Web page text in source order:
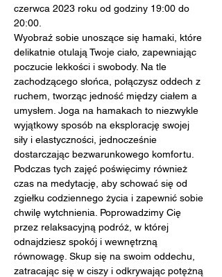
czerwca 2023 roku od godziny 19:00 do
20:00.
Wyobraź sobie unoszące się hamaki, które
delikatnie otulają Twoje ciało, zapewniając
poczucie lekkości i swobody. Na tle
zachodzącego słońca, połączysz oddech z
ruchem, tworząc jedność między ciałem a
umysłem. Joga na hamakach to niezwykle
wyjątkowy sposób na eksplorację swojej
siły i elastyczności, jednocześnie
dostarczając bezwarunkowego komfortu.
Podczas tych zajęć poświęcimy również
czas na medytację, aby schować się od
zgiełku codziennego życia i zapewnić sobie
chwilę wytchnienia. Poprowadzimy Cię
przez relaksacyjną podróż, w której
odnajdziesz spokój i wewnętrzną
równowagę. Skup się na swoim oddechu,
zatracając się w ciszy i odkrywając potężną